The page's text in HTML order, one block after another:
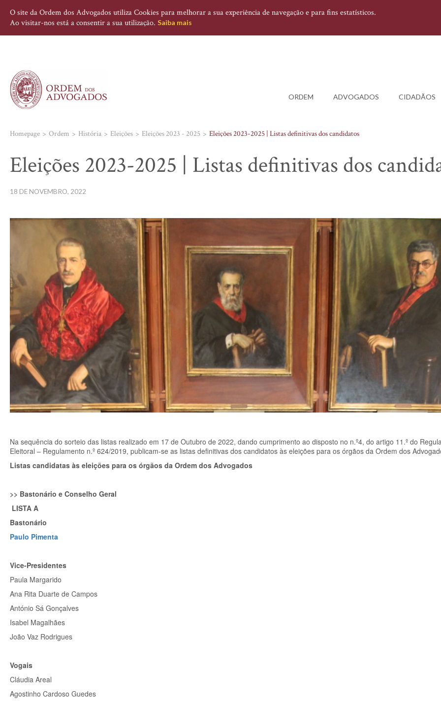
O site da Ordem dos Advogados utiliza Cookies para melhorar a sua experiência de navegação e para fins estatísticos.
Ao visitar-nos está a consentir a sua utilização. Saiba mais
ORDEM ADVOGADOS CIDADÃOS
Homepage Ordem História Eleições Eleições 2023 - 2025 Eleições 2023-2025 | Listas definitivas dos candidatos
Eleições 2023-2025 | Listas definitivas dos
18 DE NOVEMBRO, 2022
Na sequência do sorteio das listas realizado em 17 de Outubro de 2022, dando cumprimento ao disposto no n.º4, do artigo 11.º do
Eleitoral – Regulamento n.º 624/2019, publicam-se as listas definitivas dos candidatos às eleições para os órgãos da Ordem dos
Listas candidatas às eleições para os órgãos da Ordem dos Advogados
>> Bastonário e Conselho Geral
LISTA A
Bastonário
Paulo Pimenta
Vice-Presidentes
Paula Margarido
Ana Rita Duarte de Campos
António Sá Gonçalves
Isabel Magalhães
João Vaz Rodrigues
Vogais
Cláudia Areal
Agostinho Cardoso Guedes